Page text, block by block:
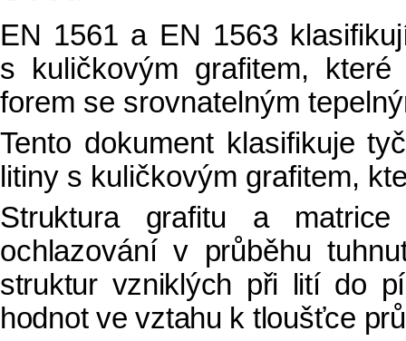
EN 1561 a EN 1563
s kuličkovým grafitem,
forem se srovnatelným
Tento dokument klasifikuje
litiny s kuličkovým grafitem,
Struktura grafitu a
ochlazování v průběhu
struktur vzniklých při lití do
hodnot ve vztahu k tloušťce